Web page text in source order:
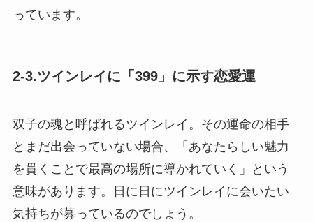
っています。
2-3.ツインレイに「399」に示す恋愛運
双子の魂と呼ばれるツインレイ。その運命の相手
とまだ出会っていない場合、「あなたらしい魅力
を貫くことで最高の場所に導かれていく」という
意味があります。日に日にツインレイに会いたい
気持ちが募っているのでしょう。